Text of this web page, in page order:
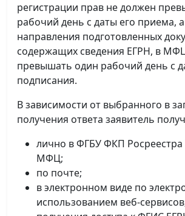
регистрации прав не должен
рабочий день с даты его приема,
направления подготовленных
содержащих сведения ЕГРН, в
превышать один рабочий день с
подписания.
В зависимости от выбранного в
получения ответа заявитель
лично в ФГБУ ФКП Росреестра
МФЦ;
по почте;
в электронном виде по
использованием веб-